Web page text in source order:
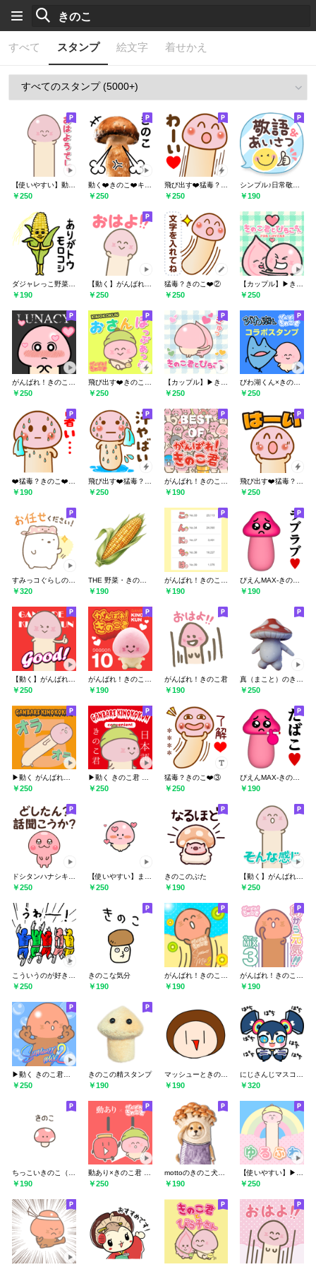
すべて スタンプ 絵文字 着せかえ
￥250 ￥250 ￥250 ￥190
￥190
【動く】がんばれ！きのこ君ぬるぬる修正版
￥250
猛毒？きのこ❤️②
￥250 ￥250
がんばれ！きのこ君 LUNACY
￥250
飛び出す❤️きのこ君 おさんぽっぷあっぷ！
￥250
【カップル】▶︎きのこくんとびらこさん
￥250
びわ湖くん×きのこ君 コラボスタンプ
￥250
￥190 ￥250 ￥190 ￥250
￥320
THE 野菜・きのこ。
￥190 ￥190 ￥190
￥250 ￥190
がんばれ！きのこ君
￥190 ￥250
▶︎動く がんばれ！きのこ君ぬるぬるその5
￥250
▶︎動く きのこ君 ぬるぬる 使いやすい
￥250
猛毒？きのこ❤️③
￥250
ぴえんMAX-きのこ-3D♥たばこスタンプ
￥190
￥250 ￥250
きのこのぶた
￥190 ￥250
￥250
きのこな気分
￥190 ￥190 ￥190
￥250
きのこの精スタンプ
￥190
マッシューときのこたち
￥190 ￥320
ちっこいきのこ（毎日使える）
￥190
動あり×きのこ君 コラボスタンプ
￥250
mottoのきのこ犬ドール♡伝える
￥190
【使いやすい】▶︎動くゆるふわ きのこ君
￥250